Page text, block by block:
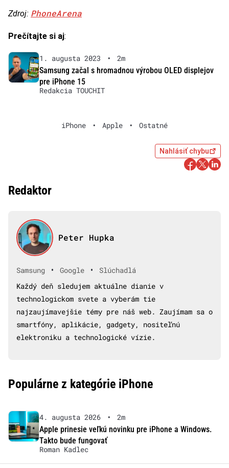
Zdroj: PhoneArena
Prečítajte si aj:
1. augusta 2023 •
2m
Samsung začal s hromadnou výrobou OLED displejov
pre iPhone 15
Redakcia TOUCHIT
iPhone • Apple • Ostatné
Nahlásiť chybu
Redaktor
Peter Hupka
Samsung • Google •
Slúchadlá
Každý deň sledujem aktuálne dianie v
technologickom svete a vyberám tie
najzaujímavejšie témy pre náš web. Zaujímam sa o
smartfóny, aplikácie, gadgety, nositeľnú
elektroniku a technologické vízie.
Populárne z kategórie iPhone
4. augusta 2026 •
2m
Apple prinesie veľkú novinku pre iPhone a Windows.
Takto bude fungovať
Roman Kadlec